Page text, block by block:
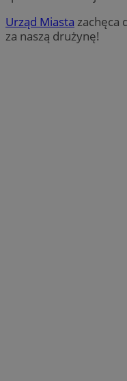
Urząd Miasta zachęca
za naszą drużynę!